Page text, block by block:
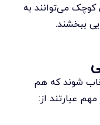
می‌توانند به
ببخشند.
شوند که هم
عبارتند از: